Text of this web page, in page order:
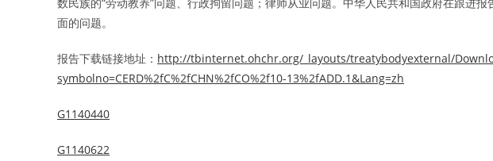
面的问题。
报告下载链接地址： http://tbinternet.ohchr.org/_layouts/treatybodyexternal/
symbolno=CERD%2fC%2fCHN%2fCO%2f10-13%2fADD.1&Lang=zh
G1140440
G1140622